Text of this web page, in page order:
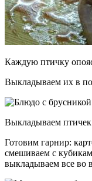
Каждую птичку
Выкладываем их в
Выкладываем птичек
Готовим гарнир:
смешиваем с
выкладываем все во